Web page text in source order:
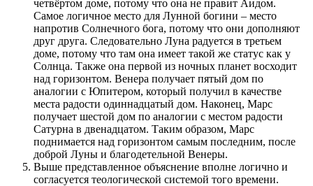
четвёртом доме, потому что она не правит Аидом.
Самое логичное место для Лунной богини – место
напротив Солнечного бога, потому что они дополняют
друг друга. Следовательно Луна радуется в третьем
доме, потому что там она имеет такой же статус как у
Солнца. Также она первой из ночных планет восходит
над горизонтом. Венера получает пятый дом по
аналогии с Юпитером, который получил в качестве
места радости одиннадцатый дом. Наконец, Марс
получает шестой дом по аналогии с местом радости
Сатурна в двенадцатом. Таким образом, Марс
поднимается над горизонтом самым последним, после
доброй Луны и благодетельной Венеры.
Выше представленное объяснение вполне логично и
согласуется теологической системой того времени.